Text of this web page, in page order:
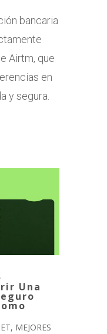
bancaria
Airtm, que
en
y segura.
Una
, MEJORES